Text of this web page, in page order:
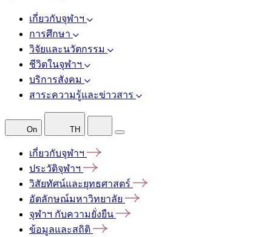
เกี่ยวกับจุฬาฯ
การศึกษา
วิจัยและนวัตกรรม
ชีวิตในจุฬาฯ
บริการสังคม
สาระความรู้และข่าวสาร
On TH
เกี่ยวกับจุฬาฯ
ประวัติจุฬาฯ
วิสัยทัศน์และยุทธศาสตร์
อัตลักษณ์มหาวิทยาลัย
จุฬาฯ กับความยั่งยืน
ข้อมูลและสถิติ